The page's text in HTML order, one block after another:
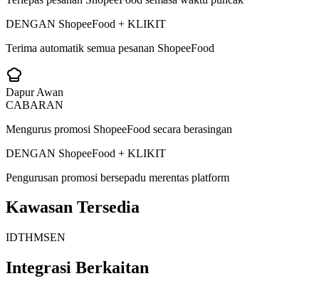
DENGAN ShopeeFood + KLIKIT
Terima automatik semua pesanan ShopeeFood
Dapur Awan
CABARAN
Mengurus promosi ShopeeFood secara berasingan
DENGAN ShopeeFood + KLIKIT
Pengurusan promosi bersepadu merentas platform
Kawasan Tersedia
IDTHMSEN
Integrasi Berkaitan